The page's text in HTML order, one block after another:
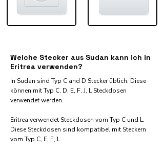
Welche Stecker aus Sudan kann ich in
Eritrea verwenden?
In Sudan sind Typ C and D Stecker üblich. Diese
können mit Typ C, D, E, F, J, L Steckdosen
verwendet werden.
Eritrea verwendet Steckdosen vom Typ C und L.
Diese Steckdosen sind kompatibel mit Steckern
vom Typ C, E, F, L.